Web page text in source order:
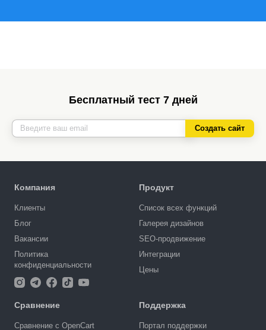
Бесплатный тест 7 дней
Создать сайт
Компания
Клиенты
Блог
Вакансии
Политика
конфиденциальности
Продукт
Список всех функций
Галерея дизайнов
SEO-продвижение
Интеграции
Цены
Сравнение
Сравнение с OpenCart
Поддержка
Портал поддержки